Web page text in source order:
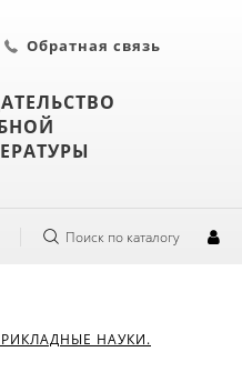
Обратная связь
Поиск по каталогу
НАУКИ.